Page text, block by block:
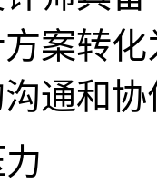
案转
通和协